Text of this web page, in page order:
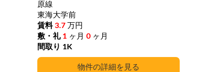
詳細
原線
東海大学前
3.7 万円
1 ヶ月 0 ヶ月
1K